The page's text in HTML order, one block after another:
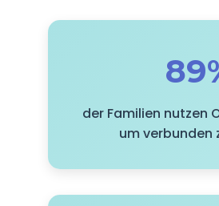
der Familien nutzen
um verbunden